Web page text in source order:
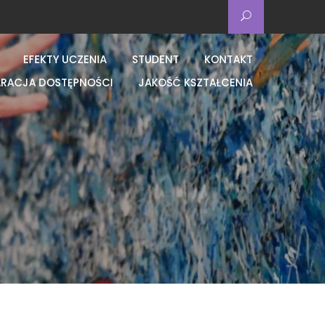
EFEKTY UCZENIA STUDENT
KONTAKT
DOSTĘPNOŚCI
JAKOŚĆ KSZTAŁCENIA